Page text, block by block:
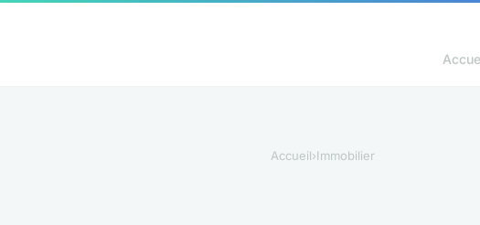
Accueil›Immobilier